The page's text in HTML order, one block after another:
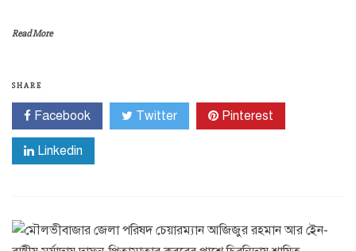
Read More
SHARE
Facebook Twitter Pinterest
Linkedin